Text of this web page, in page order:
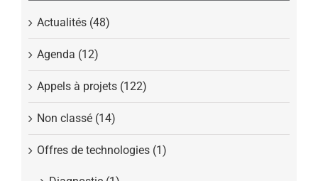
Actualités (48)
Agenda (12)
Appels à projets (122)
Non classé (14)
Offres de technologies (1)